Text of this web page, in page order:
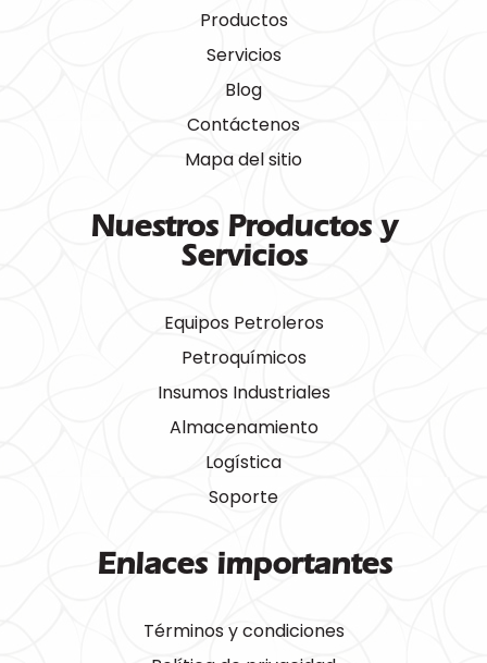
Productos
Servicios
Blog
Contáctenos
Mapa del sitio
Nuestros Productos y
Servicios
Equipos Petroleros
Petroquímicos
Insumos Industriales
Almacenamiento
Logística
Soporte
Enlaces importantes
Términos y condiciones